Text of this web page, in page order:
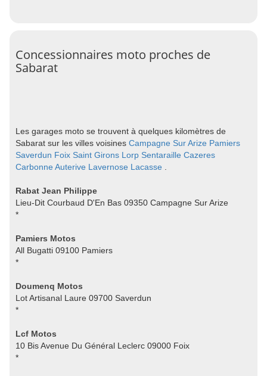
Concessionnaires moto proches de
Sabarat
Les garages moto se trouvent à quelques kilomètres de
Sabarat sur les villes voisines Campagne Sur Arize Pamiers
Saverdun Foix Saint Girons Lorp Sentaraille Cazeres
Carbonne Auterive Lavernose Lacasse .
Rabat Jean Philippe
Lieu-Dit Courbaud D'En Bas 09350 Campagne Sur Arize
*
Pamiers Motos
All Bugatti 09100 Pamiers
*
Doumenq Motos
Lot Artisanal Laure 09700 Saverdun
*
Lcf Motos
10 Bis Avenue Du Général Leclerc 09000 Foix
*